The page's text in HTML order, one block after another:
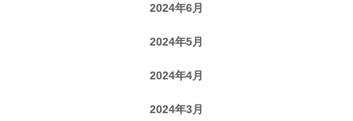
2024年6月
2024年5月
2024年4月
2024年3月